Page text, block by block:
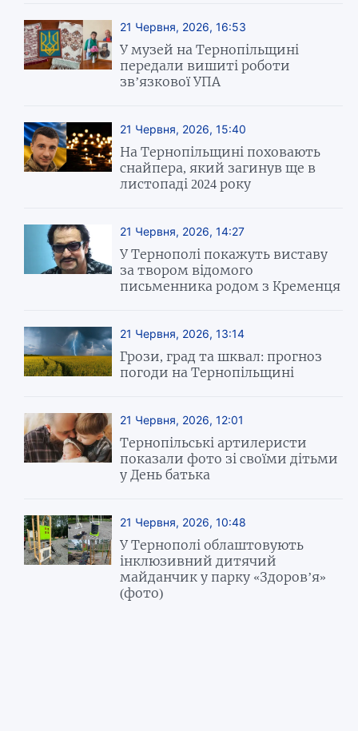
21 Червня, 2026, 16:53
У музей на Тернопільщині
передали вишиті роботи
зв’язкової УПА
21 Червня, 2026, 15:40
На Тернопільщині поховають
снайпера, який загинув ще в
листопаді 2024 року
21 Червня, 2026, 14:27
У Тернополі покажуть виставу
за твором відомого
письменника родом з Кременця
21 Червня, 2026, 13:14
Грози, град та шквал: прогноз
погоди на Тернопільщині
21 Червня, 2026, 12:01
Тернопільські артилеристи
показали фото зі своїми дітьми
у День батька
21 Червня, 2026, 10:48
У Тернополі облаштовують
інклюзивний дитячий
майданчик у парку «Здоров’я»
(фото)